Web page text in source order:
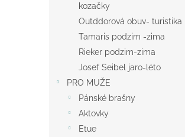
kozačky
Outddorová obuv- turistika
Tamaris podzim -zima
Rieker podzim-zima
Josef Seibel jaro-léto
PRO MUŽE
Pánské brašny
Aktovky
Etue